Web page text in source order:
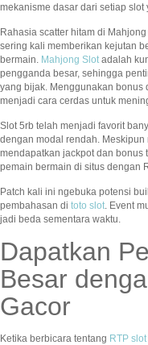
mekanisme dasar dari setiap slot
Rahasia scatter hitam di
sering kali memberikan kejutan
bermain. Mahjong Slot adalah
pengganda besar, sehingga
yang bijak. Menggunakan bonus
menjadi cara cerdas untuk
Slot 5rb telah menjadi favorit
dengan modal rendah.
mendapatkan jackpot dan bonus
pemain bermain di situs dengan
Patch kali ini ngebuka potensi
pembahasan di toto slot . Event
jadi beda sementara waktu.
Dapatkan
Besar
Gacor
Ketika berbicara tentang RTP